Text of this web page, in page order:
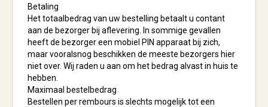
Betaling
Het totaalbedrag van uw bestelling betaalt u contant
aan de bezorger bij aflevering. In sommige gevallen
heeft de bezorger een mobiel PIN apparaat bij zich,
maar vooralsnog beschikken de meeste bezorgers hier
niet over. Wij raden u aan om het bedrag alvast in huis te
hebben.
Maximaal bestelbedrag
Bestellen per rembours is slechts mogelijk tot een